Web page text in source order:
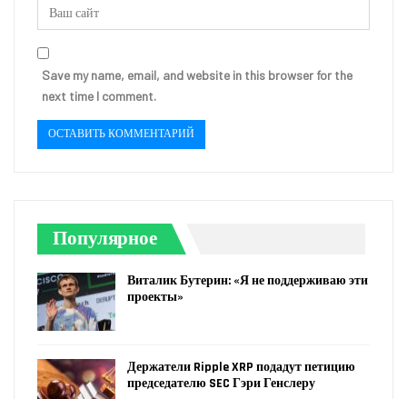
Save my name, email, and website in this browser for the
next time I comment.
Популярное
Виталик Бутерин: «Я не поддерживаю эти
проекты»
Держатели Ripple XRP подадут петицию
председателю SEC Гэри Генслеру